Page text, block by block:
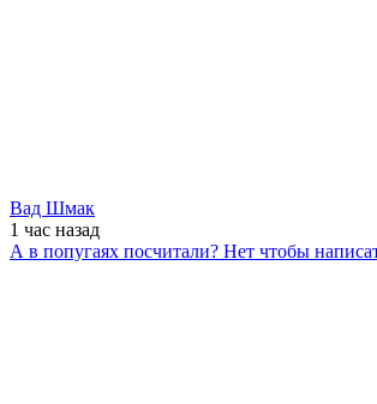
Вад Шмак
1 час назад
А в попугаях посчитали? Нет чтобы